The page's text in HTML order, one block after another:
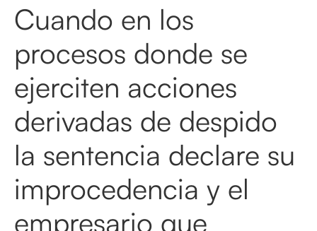
Cuando en los
procesos donde se
ejerciten acciones
derivadas de despido
la sentencia declare su
improcedencia y el
empresario que